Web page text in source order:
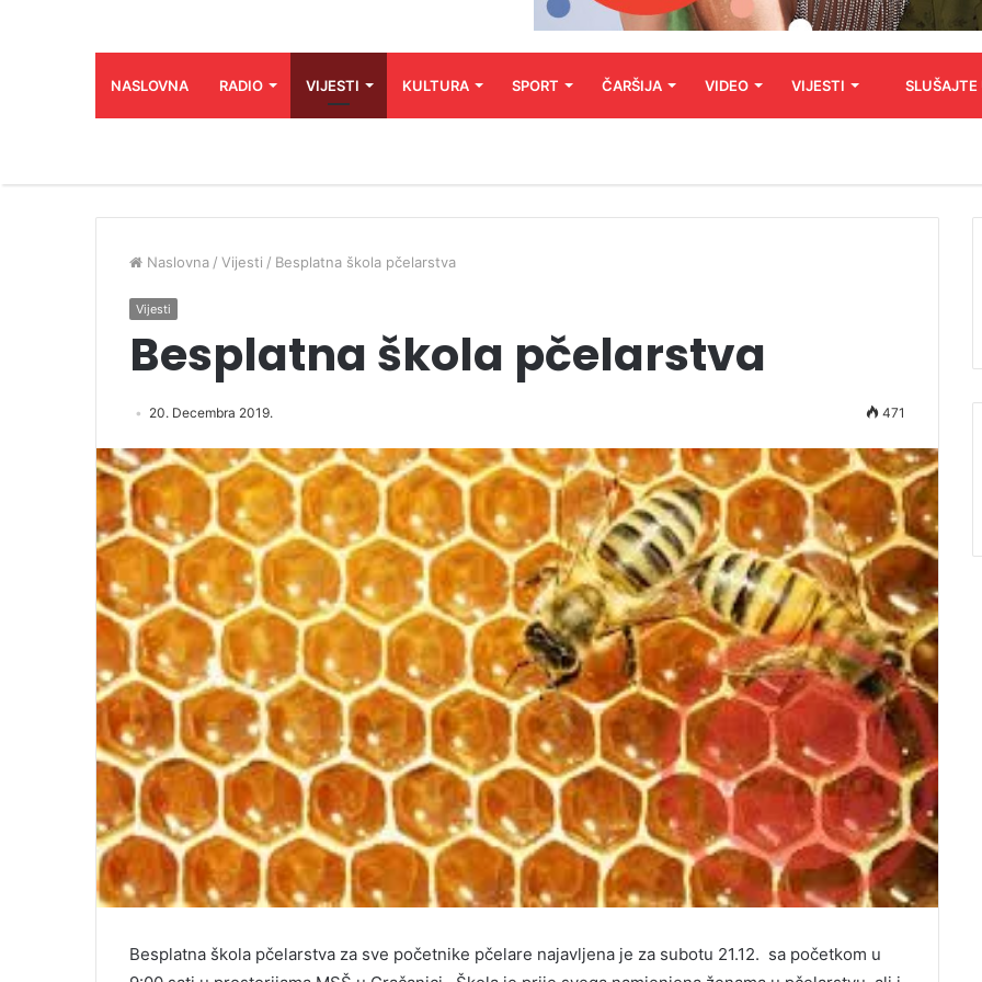
NASLOVNA RADIO VIJESTI KULTURA SPORT ČARŠIJA VIDEO VIJESTI SLUŠAJTE
Naslovna / Vijesti / Besplatna škola pčelarstva
Vijesti
Besplatna škola pčelarstva
20. Decembra 2019. 471
Besplatna škola pčelarstva za sve početnike pčelare najavljena je za subotu 21.12. sa početkom u